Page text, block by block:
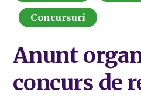
Concursuri
Anunt
concurs de